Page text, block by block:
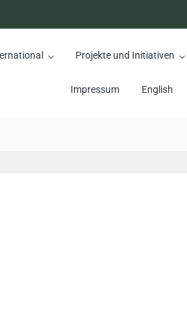
Projekte und Initiativen
Impressum English